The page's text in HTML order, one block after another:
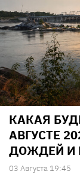
КАКАЯ
АВГУСТЕ
ДОЖДЕЙ И
03 Августа 19:45